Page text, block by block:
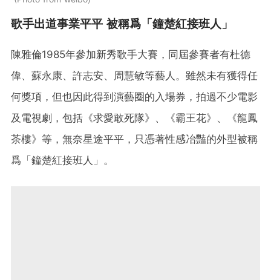
歌手出道事業平平 被稱爲「鐘楚紅接班人」
陳雅倫1985年參加新秀歌手大賽，同屆參賽者有杜德
偉、蘇永康、許志安、周慧敏等藝人。雖然未有獲得任
何獎項，但也因此得到演藝圈的入場券，拍過不少電影
及電視劇，包括《求愛敢死隊》、《霸王花》、《龍鳳
茶樓》等，無奈星途平平，只憑著性感冶豔的外型被稱
爲「鐘楚紅接班人」。